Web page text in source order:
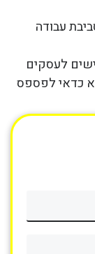
עבודה
לעסקים